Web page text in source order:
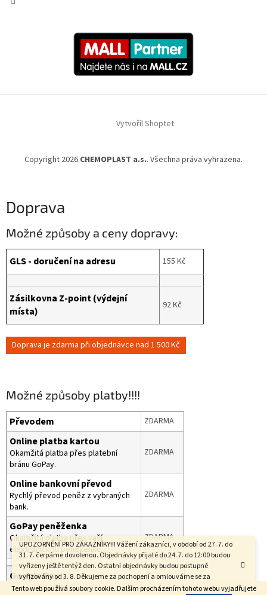
Tento web používá soubory cookie. Dalším procházením tohoto webu vyjadřujete
UPOZORNĚNÍ PRO ZÁKAZNÍKY!!! Vážení zákazníci, v období od 27. 7. do
31. 7. čerpáme dovolenou. Objednávky přijaté do 24. 7. do 12:00 budou
vyřízeny ještě tentýž den. Ostatní objednávky budou postupně
vyřizovány od 3. 8. Děkujeme za pochopení a omlouváme se za
případné zdržení.
Doprava
Možné způsoby a ceny dopravy:
GLS - doručení na adresu 155 Kč
Zásilkovna Z-point (výdejní
místa)
92 Kč
Doprava je zdarma při objednávce nad 1 500 Kč
Možné způsoby platby!!!!
Převodem ZDARMA
Online platba kartou
Okamžitá platba přes platební
bránu GoPay.
ZDARMA
Online bankovní převod
Rychlý převod peněz z vybraných
bank.
ZDARMA
GoPay peněženka
Okamžitá platba přes vaší
elektronickou peněženku.
ZDARMA
Google Pay
Okamžitá platba přes elektronickou
ZDARMA
Vytvořil Shoptet
Copyright 2026 CHEMOPLAST a.s.. Všechna práva vyhrazena.